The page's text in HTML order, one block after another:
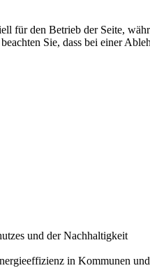
und der Nachhaltigkeit
in Kommunen
für den Betrieb der Seite,
Sie, dass bei einer